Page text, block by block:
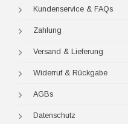
Kundenservice & FAQs
Zahlung
Versand & Lieferung
Widerruf & Rückgabe
AGBs
Datenschutz